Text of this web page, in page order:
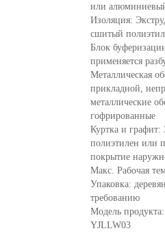
или
Изоляция:
сшитый
Блок
применяется
Металлическая
прикладной,
металлические
гофрированные
Куртка и графит:
полиэтилен или
покрытие
Макс. Рабочая
Упаковка:
требованию
Модель
YJLLW03